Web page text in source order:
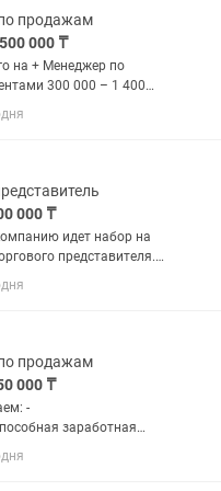
продажам
000 ₸
по
300 000 – 1 400
на руки.
оклад 150 000 + % от
Полная...
000 ₸
идет набор на
представителя.
ВС ( магазины у дома)
Корея,(новый
+...
продажам
000 ₸
-
заработная
% от продаж)💸💸💸💸
бонусная программа